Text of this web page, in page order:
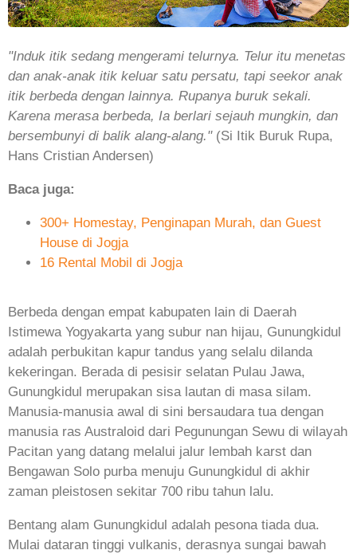
"Induk itik sedang mengerami telurnya. Telur itu menetas
dan anak-anak itik keluar satu persatu, tapi seekor anak
itik berbeda dengan lainnya. Rupanya buruk sekali.
Karena merasa berbeda, Ia berlari sejauh mungkin, dan
bersembunyi di balik alang-alang."(Si Itik Buruk Rupa,
Hans Cristian Andersen)
Baca juga:
300+ Homestay, Penginapan Murah, dan Guest
House di Jogja
16 Rental Mobil di Jogja
Berbeda dengan empat kabupaten lain di Daerah
Istimewa Yogyakarta yang subur nan hijau, Gunungkidul
adalah perbukitan kapur tandus yang selalu dilanda
kekeringan. Berada di pesisir selatan Pulau Jawa,
Gunungkidul merupakan sisa lautan di masa silam.
Manusia-manusia awal di sini bersaudara tua dengan
manusia ras Australoid dari Pegunungan Sewu di wilayah
Pacitan yang datang melalui jalur lembah karst dan
Bengawan Solo purba menuju Gunungkidul di akhir
zaman pleistosen sekitar 700 ribu tahun lalu.
Bentang alam Gunungkidul adalah pesona tiada dua.
Mulai dataran tinggi vulkanis, derasnya sungai bawah